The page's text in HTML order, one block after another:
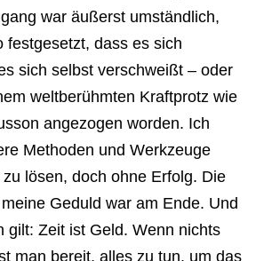
war äußerst umständlich,
festgesetzt, dass es sich
sich selbst verschweißt – oder
weltberühmten Kraftprotz wie
angezogen worden. Ich
Methoden und Werkzeuge
lösen, doch ohne Erfolg. Die
Geduld war am Ende. Und
gilt: Zeit ist Geld. Wenn nichts
man bereit, alles zu tun, um das